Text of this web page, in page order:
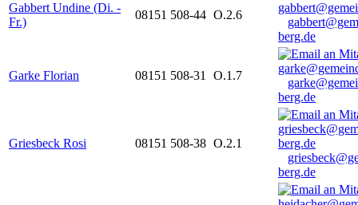
Gabbert Undine (Di. -
Fr.)
08151 508-44 O.2.6
berg.de
Garke Florian 08151 508-31 O.1.7
berg.de
Griesbeck Rosi 08151 508-38 O.2.1
berg.de